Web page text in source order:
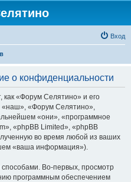
Вход
о конфиденциальности
как «Форум Селятино» и его
«Форум Селятино»,
«они», «программное
«phpBB Limited», «phpBB
во время любой из ваших
«ваша информация»).
Во-первых, просмотр
программным обеспечением